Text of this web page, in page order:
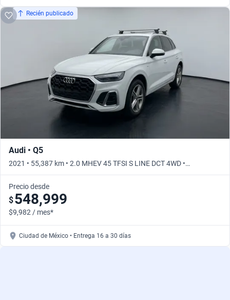
Recién publicado
Audi • Q5
2021 • 55,387 km • 2.0 MHEV 45 TFSI S LINE DCT 4WD •
Automático
Precio desde
$548,999
$9,982 / mes*
Ciudad de México • Entrega 16 a 30 días